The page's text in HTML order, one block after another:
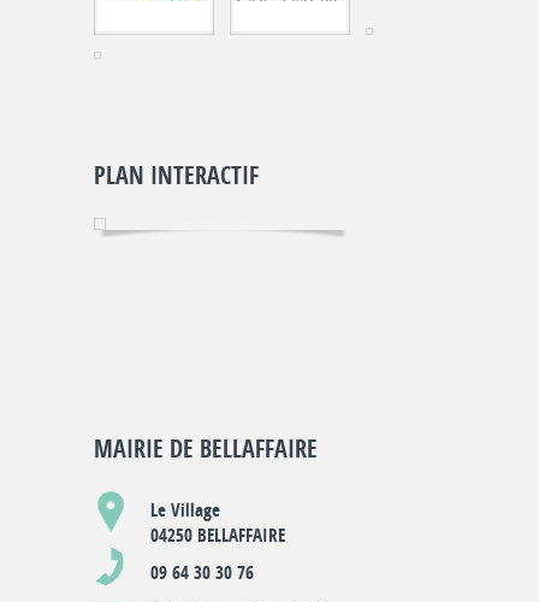
PLAN INTERACTIF
MAIRIE DE BELLAFFAIRE
Le Village
04250 BELLAFFAIRE
09 64 30 30 76